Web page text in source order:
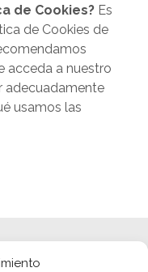
de Cookies? Es
de Cookies de
acceda a nuestro
adecuadamente
usamos las